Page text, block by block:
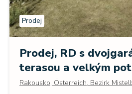
Prodej
Prodej, RD s
terasou a velkým
Rakousko, Österreich, Bezirk